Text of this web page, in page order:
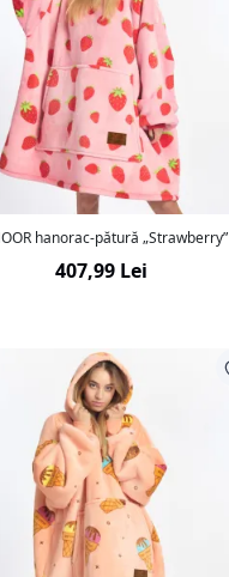
hanorac-pătură „Strawberry”
407,99 Lei